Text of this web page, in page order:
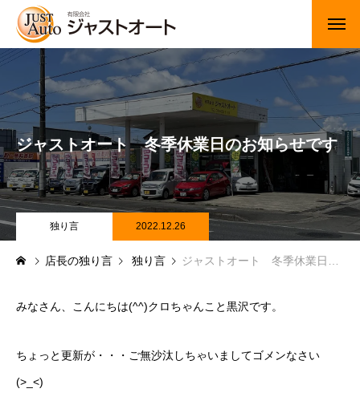
トップページ
新車
中古車・未使用車
JUジャナイト在庫情報
Gooネット在庫情報
カーセンサー在庫情報
車検・定期点検
ボディコーティング・艶出し・磨き
ジャストオート 冬季休業日のお知らせです
独り言 2022.12.26
店長の独り言 独り言 ジャストオート 冬季休業日のお知らせです
みなさん、こんにちは(^^)クロちゃんこと黒沢です。
ちょっと更新が・・・ご無沙汰しちゃいましてゴメンなさい
(>_<)